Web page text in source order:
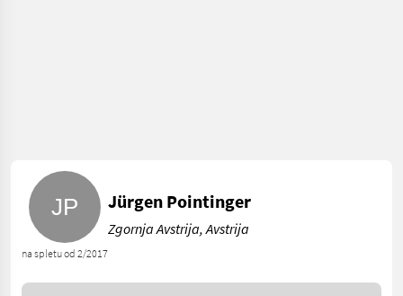
na spletu od 2/2017
Jürgen Pointinger
Zgornja Avstrija, Avstrija